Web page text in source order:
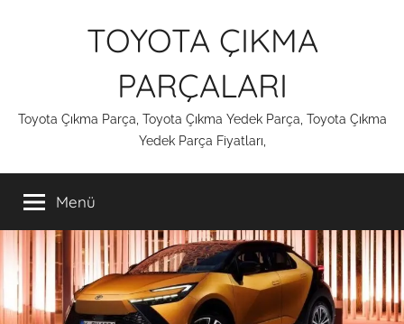
TOYOTA ÇIKMA
PARÇALARI
Toyota Çıkma Parça, Toyota Çıkma Yedek Parça, Toyota Çıkma
Yedek Parça Fiyatları,
Menü